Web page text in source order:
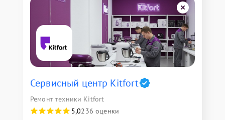
Сервисный центр Kitfort
Ремонт техники Kitfort
5,0236 оценки